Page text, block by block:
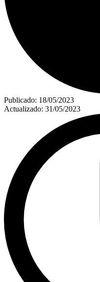
Publicado: 18/05/2023
Actualizado: 31/05/2023